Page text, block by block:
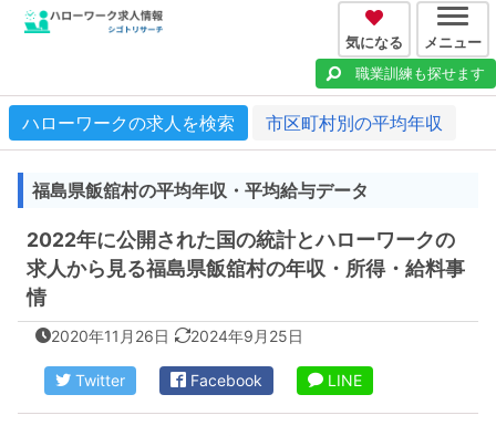
気になる メニュー
職業訓練も探せます
ハローワークの求人を検索 市区町村別の平均年収
福島県飯舘村の平均年収・平均給与データ
2022年に公開された国の統計とハローワークの
求人から見る福島県飯舘村の年収・所得・給料事
情
2020年11月26日 2024年9月25日
Twitter Facebook LINE